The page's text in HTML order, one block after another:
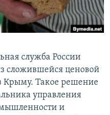
служба России
сложившейся ценовой
Крыму. Такое решение
управления
и